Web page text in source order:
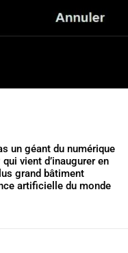
un géant du numérique
vient d’inaugurer en
grand bâtiment
artificielle du monde